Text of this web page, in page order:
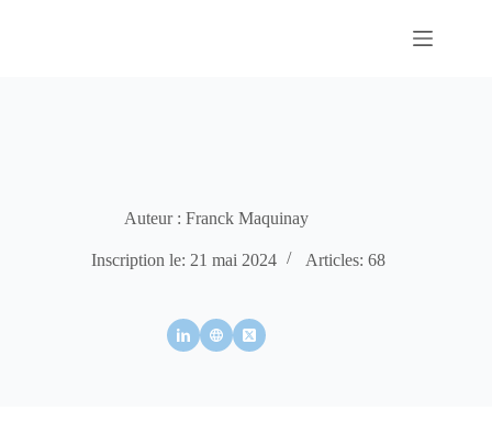
Auteur : Franck Maquinay
Inscription le: 21 mai 2024 Articles: 68